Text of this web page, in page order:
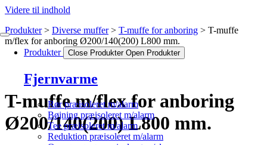
Videre til indhold
Produkter Close Produkter Open Produkter
Fjernvarme
Rør præisoleret m/alarm
Bøjning præisoleret m/alarm
Tee præisoleret m/alarm
Reduktion præisoleret m/alarm
Produkter Diverse muffer T-muffe for anboring
T-muffe
m/flex for anboring Ø200/140(200) L800 mm.
T-muffe m/flex for anboring
Ø200/140(200) L800 mm.